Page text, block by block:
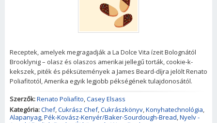
Receptek, amelyek megragadják a La Dolce Vita ízeit Bolognától
Brooklynig – olasz és olaszos amerikai jellegű torták, cookie-k-
kekszek, piték és péksütemények a James Beard-díjra jelölt Renato
Poliafitotól, Amerika egyik legjobb pékségének tulajdonosától.
Szerzők:Renato Poliafito,Casey Elsass
Kategória:Chef,Cukrász Chef,Cukrászkönyv,Konyhatechnológia,
Alapanyag,Pék-Kovász-Kenyér/Baker-Sourdough-Bread,Nyelv -